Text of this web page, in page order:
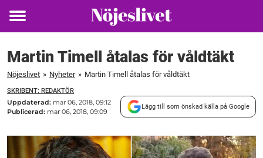
Toggle
Martin Timell åtalas för våldtäkt
Nöjeslivet » Nyheter » Martin Timell åtalas för våldtäkt
SKRIBENT: REDAKTÖR
Uppdaterad: mar 06, 2018, 09:12
Publicerad: mar 06, 2018, 09:09
Lägg till som önskad källa på Google